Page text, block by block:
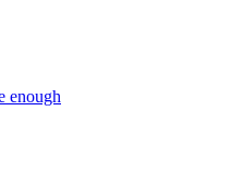
enough